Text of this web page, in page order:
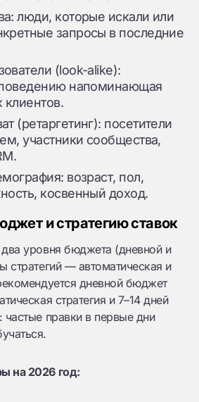
люди, которые искали или
запросы в последние
(look-alike):
напоминающая
(ретаргетинг): посетители
участники сообщества,
возраст, пол,
косвенный доход.
и стратегию ставок
уровня бюджета (дневной и
стратегий — автоматическая и
дневной бюджет
стратегия и 7–14 дней
частые правки в первые дни
на 2026 год: